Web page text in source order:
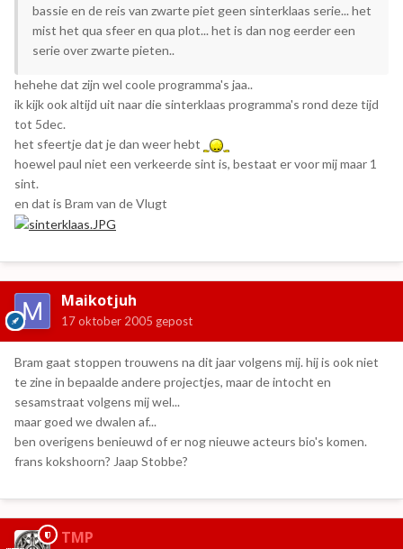
bassie en de reis van zwarte piet geen sinterklaas serie... het
mist het qua sfeer en qua plot... het is dan nog eerder een
serie over zwarte pieten..
hehehe dat zijn wel coole programma's jaa..
ik kijk ook altijd uit naar die sinterklaas programma's rond deze tijd
tot 5dec.
het sfeertje dat je dan weer hebt
hoewel paul niet een verkeerde sint is, bestaat er voor mij maar 1
sint.
en dat is Bram van de Vlugt
Maikotjuh
17 oktober 2005 gepost
Bram gaat stoppen trouwens na dit jaar volgens mij. hij is ook niet
te zine in bepaalde andere projectjes, maar de intocht en
sesamstraat volgens mij wel...
maar goed we dwalen af...
ben overigens benieuwd of er nog nieuwe acteurs bio's komen.
frans kokshoorn? Jaap Stobbe?
TMP